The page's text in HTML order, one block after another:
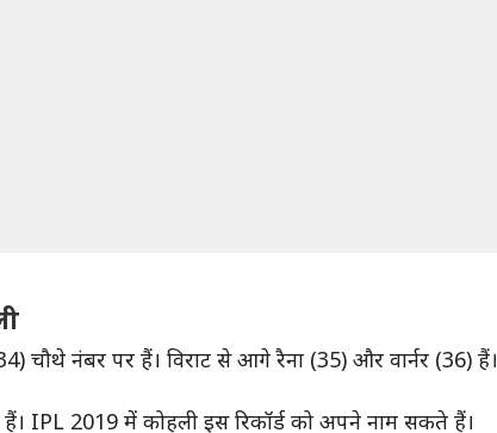
चौथे नंबर पर हैं। विराट से आगे रैना (35) और वार्नर (36) हैं।
IPL 2019 में कोहली इस रिकॉर्ड को अपने नाम सकते हैं।